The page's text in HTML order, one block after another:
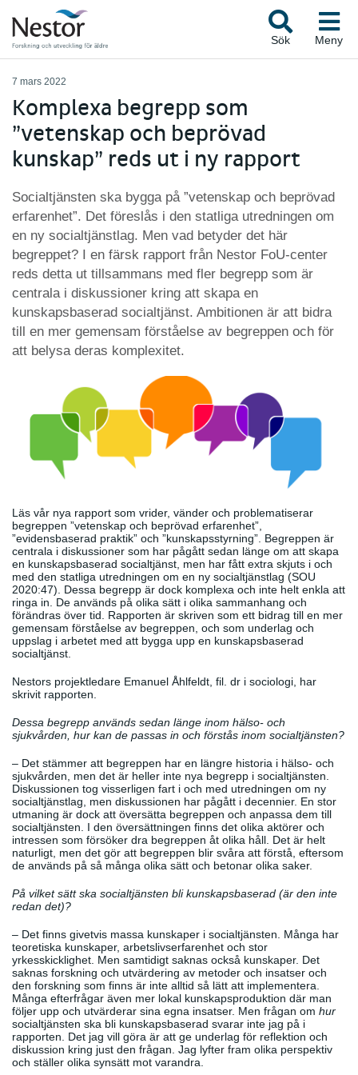
Sök Meny
7 mars 2022
Komplexa begrepp som
”vetenskap och beprövad
kunskap” reds ut i ny rapport
Socialtjänsten ska bygga på ”vetenskap och beprövad
erfarenhet”. Det föreslås i den statliga utredningen om
en ny socialtjänstlag. Men vad betyder det här
begreppet? I en färsk rapport från Nestor FoU-center
reds detta ut tillsammans med fler begrepp som är
centrala i diskussioner kring att skapa en
kunskapsbaserad socialtjänst. Ambitionen är att bidra
till en mer gemensam förståelse av begreppen och för
att belysa deras komplexitet.
Läs vår nya rapport som vrider, vänder och problematiserar
begreppen ”vetenskap och beprövad erfarenhet”,
”evidensbaserad praktik” och ”kunskapsstyrning”. Begreppen är
centrala i diskussioner som har pågått sedan länge om att skapa
en kunskapsbaserad socialtjänst, men har fått extra skjuts i och
med den statliga utredningen om en ny socialtjänstlag (SOU
2020:47). Dessa begrepp är dock komplexa och inte helt enkla att
ringa in. De används på olika sätt i olika sammanhang och
förändras över tid. Rapporten är skriven som ett bidrag till en mer
gemensam förståelse av begreppen, och som underlag och
uppslag i arbetet med att bygga upp en kunskapsbaserad
socialtjänst.
Nestors projektledare Emanuel Åhlfeldt, fil. dr i sociologi, har
skrivit rapporten.
Dessa begrepp används sedan länge inom hälso- och
sjukvården, hur kan de passas in och förstås inom socialtjänsten?
­– Det stämmer att begreppen har en längre historia i hälso- och
sjukvården, men det är heller inte nya begrepp i socialtjänsten.
Diskussionen tog visserligen fart i och med utredningen om ny
socialtjänstlag, men diskussionen har pågått i decennier. En stor
utmaning är dock att översätta begreppen och anpassa dem till
socialtjänsten. I den översättningen finns det olika aktörer och
intressen som försöker dra begreppen åt olika håll. Det är helt
naturligt, men det gör att begreppen blir svåra att förstå, eftersom
de används på så många olika sätt och betonar olika saker.
På vilket sätt ska socialtjänsten bli kunskapsbaserad (är den inte
redan det)?
– Det finns givetvis massa kunskaper i socialtjänsten. Många har
teoretiska kunskaper, arbetslivserfarenhet och stor
yrkesskicklighet. Men samtidigt saknas också kunskaper. Det
saknas forskning och utvärdering av metoder och insatser och
den forskning som finns är inte alltid så lätt att implementera.
Många efterfrågar även mer lokal kunskapsproduktion där man
följer upp och utvärderar sina egna insatser. Men frågan om hur
socialtjänsten ska bli kunskapsbaserad svarar inte jag på i
rapporten. Det jag vill göra är att ge underlag för reflektion och
diskussion kring just den frågan. Jag lyfter fram olika perspektiv
och ställer olika synsätt mot varandra.